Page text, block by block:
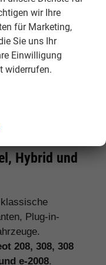
EU-
Hybrid und
Plug-in-
208, 308, 308
e-2008.
wir Ihre
für Marketing,
Sie uns Ihr
Einwilligung
widerrufen.